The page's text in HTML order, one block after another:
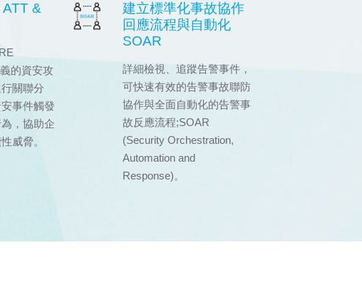
&
的資安攻
關聯分
事件觸發
，協助企
威脅。
建立標準化事故協作
回應流程與自動化
SOAR
詳細檢視、追蹤告警事件，
可快速有效的告警事故聯防
協作與全面自動化的告警事
故反應流程;SOAR
(Security Orchestration,
Automation and
Response)。